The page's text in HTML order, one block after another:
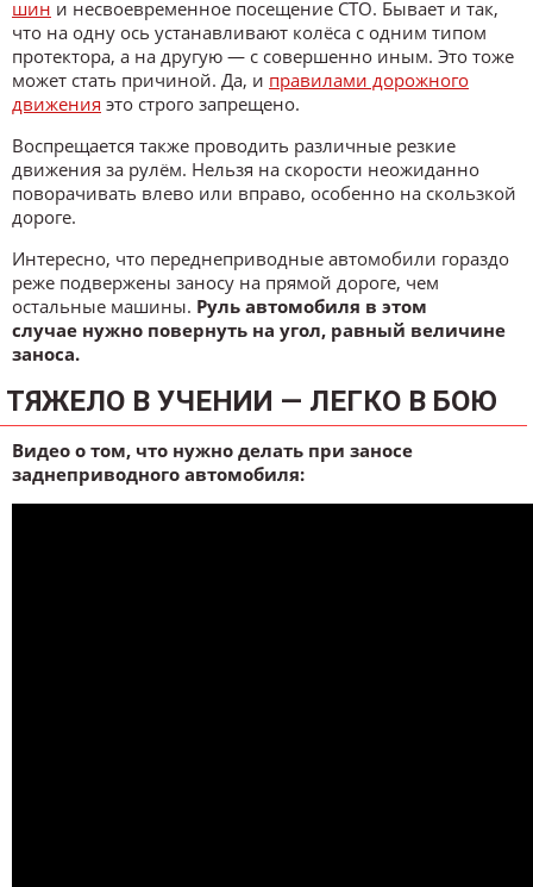
шин и несвоевременное посещение СТО. Бывает и так,
что на одну ось устанавливают колёса с одним типом
протектора, а на другую — с совершенно иным. Это тоже
может стать причиной. Да, и правилами дорожного
движения это строго запрещено.
Воспрещается также проводить различные резкие
движения за рулём. Нельзя на скорости неожиданно
поворачивать влево или вправо, особенно на скользкой
дороге.
Интересно, что переднеприводные автомобили гораздо
реже подвержены заносу на прямой дороге, чем
остальные машины. Руль автомобиля в этом
случае нужно повернуть на угол, равный величине
заноса.
ТЯЖЕЛО В УЧЕНИИ — ЛЕГКО В БОЮ
Видео о том, что нужно делать при заносе
заднеприводного автомобиля: